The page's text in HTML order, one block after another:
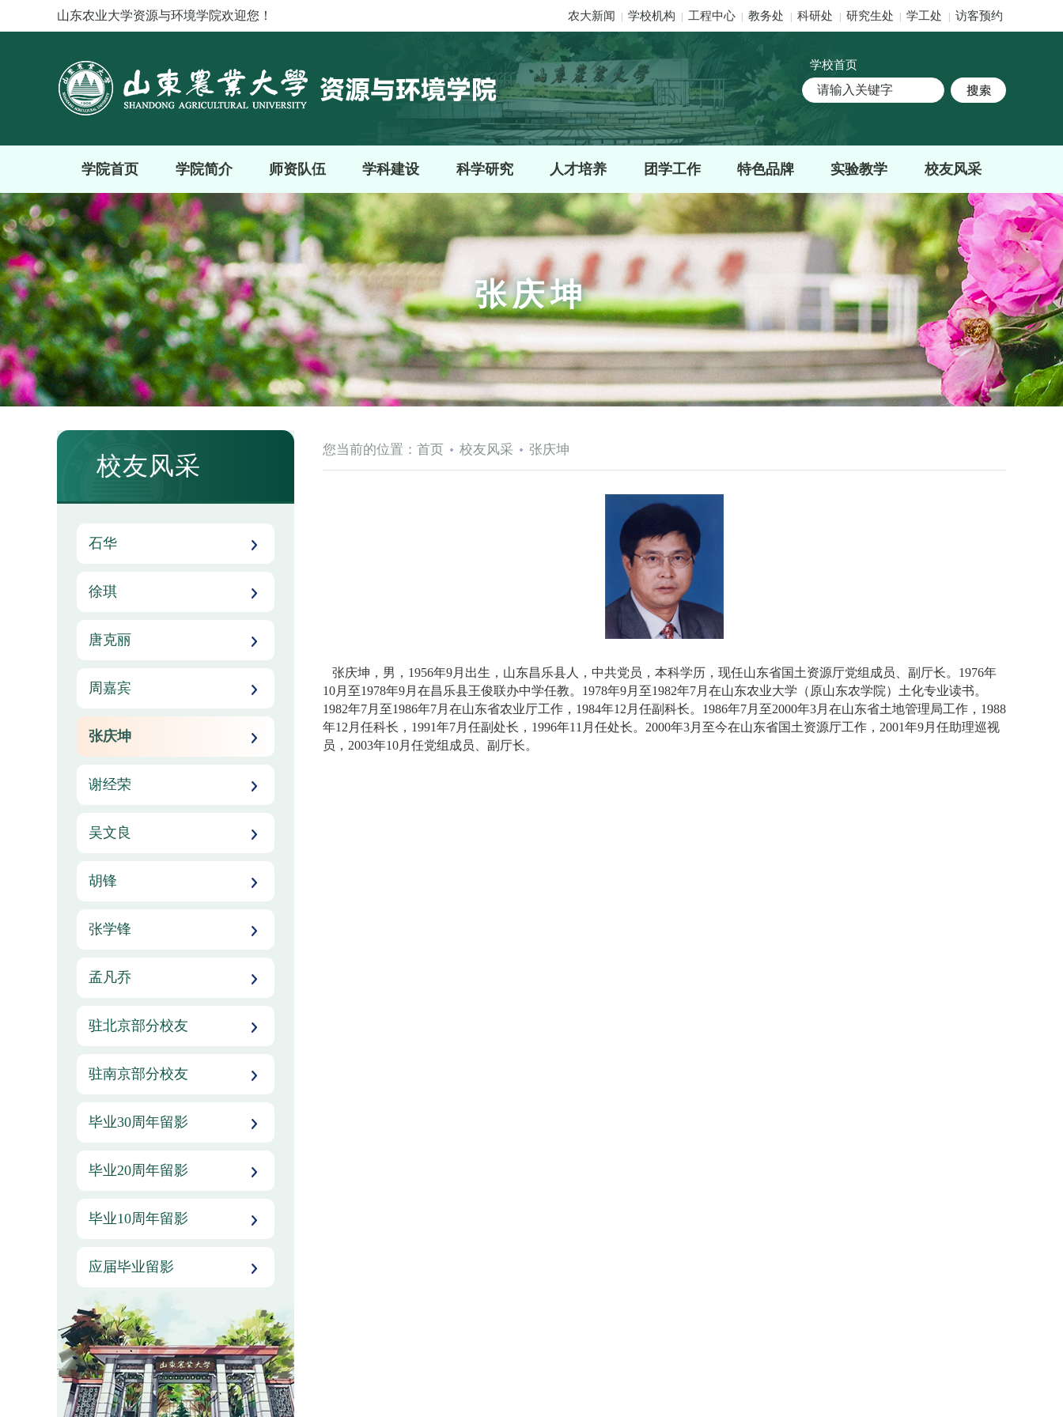
山东农业大学资源与环境学院欢迎您！ 农大新闻 学校机构 工程中心 教务处 科研处 研究生处 学工处 访客预约
学校首页
学院首页 学院简介 师资队伍 学科建设 科学研究 人才培养 团学工作 特色品牌 实验教学 校友风采
张庆坤
您当前的位置： 首页 校友风采 张庆坤
张庆坤，男，1956年9月出生，山东昌乐县人，中共党员，本科学历，现任山东省国土资源厅党组成员、副厅长。1976年
10月至1978年9月在昌乐县王俊联办中学任教。1978年9月至1982年7月在山东农业大学（原山东农学院）土化专业读书。
1982年7月至1986年7月在山东省农业厅工作，1984年12月任副科长。1986年7月至2000年3月在山东省土地管理局工作，1988
年12月任科长，1991年7月任副处长，1996年11月任处长。2000年3月至今在山东省国土资源厅工作，2001年9月任助理巡视
员，2003年10月任党组成员、副厅长。
校友风采
石华
徐琪
唐克丽
周嘉宾
张庆坤
谢经荣
吴文良
胡锋
张学锋
孟凡乔
驻北京部分校友
驻南京部分校友
毕业30周年留影
毕业20周年留影
毕业10周年留影
应届毕业留影